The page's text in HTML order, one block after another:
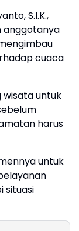
S.I.K.,
anggotanya
cuaca
wisata untuk
harus
untuk
situasi